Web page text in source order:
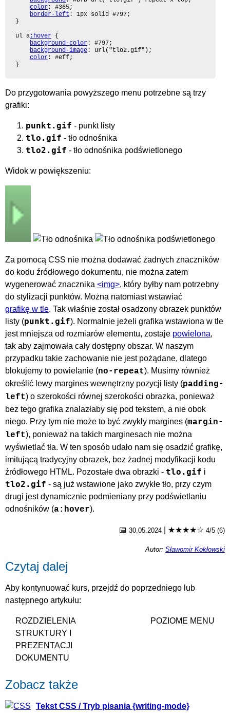
color : #365;
border-left : 1px solid #797;
}
ul a :hover {
background-color : #797;
background-image : url("tlo2.gif");
color : #eff;
}
Do przygotowania powyższego menu potrzebne są trzy
grafiki:
punkt.gif - punkt listy
tlo.gif - tło odnośnika
tlo2.gif - tło odnośnika podświetlonego
Widok w powiększeniu:
Za pomocą CSS nie można dodawać żadnych znaczników
do kodu źródłowego dokumentu, nie można zatem
wygenerować znacznika <img>, który byłby nam potrzebny
do stylizacji punktów. Można natomiast wstawiać
grafikę w tle. Tak właśnie został osadzony obrazek punktów
listy (punkt.gif). Normalnie jeżeli grafika wstawiona w tle
jest mniejsza od rozmiarów elementu, zostaje powielona,
tak aby zajmowała cały dostępny obszar. W naszym
przypadku takie zachowanie nie jest pożądane, dlatego
blokujemy to powielanie (no-repeat). Musimy również
określić lewy margines wewnętrzny pozycji listy (padding-
left) o szerokości równej szerokości obrazka, ponieważ
bez tego grafika znalazłaby się pod tekstem, a nie obok
niego. Przy tym nie może to być zwykły margines (margin-
left), ponieważ na takich marginesach nie można
wyświetlać tła. W ten sposób udało nam się osadzić grafikę,
imitującą tradycyjny obrazek, bez żadnej modyfikacji kodu
źródłowego HTML. Pozostałe dwa obrazki - tlo.gif i
tlo2.gif - są już wstawione jako zwykłe tło, przy czym
drugi jest dynamicznie podmieniany przy podświetlaniu
odnośników (a:hover).
📅 30.05.2024 ★★★★☆ 4/5 (6)
Autor: Sławomir Kokłowski
Czytaj dalej
Aby kontynuować kurs, przejdź do poprzedniego lub
następnego artykułu:
ROZDZIELENIA
STRUKTURY I
PREZENTACJI
DOKUMENTU
POZIOME MENU
Zobacz także
Tekst CSS / Tryb pisania {writing-mode}